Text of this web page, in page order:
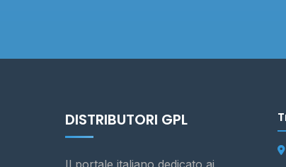
DISTRIBUTORI GPL
Il portale italiano dedicato ai